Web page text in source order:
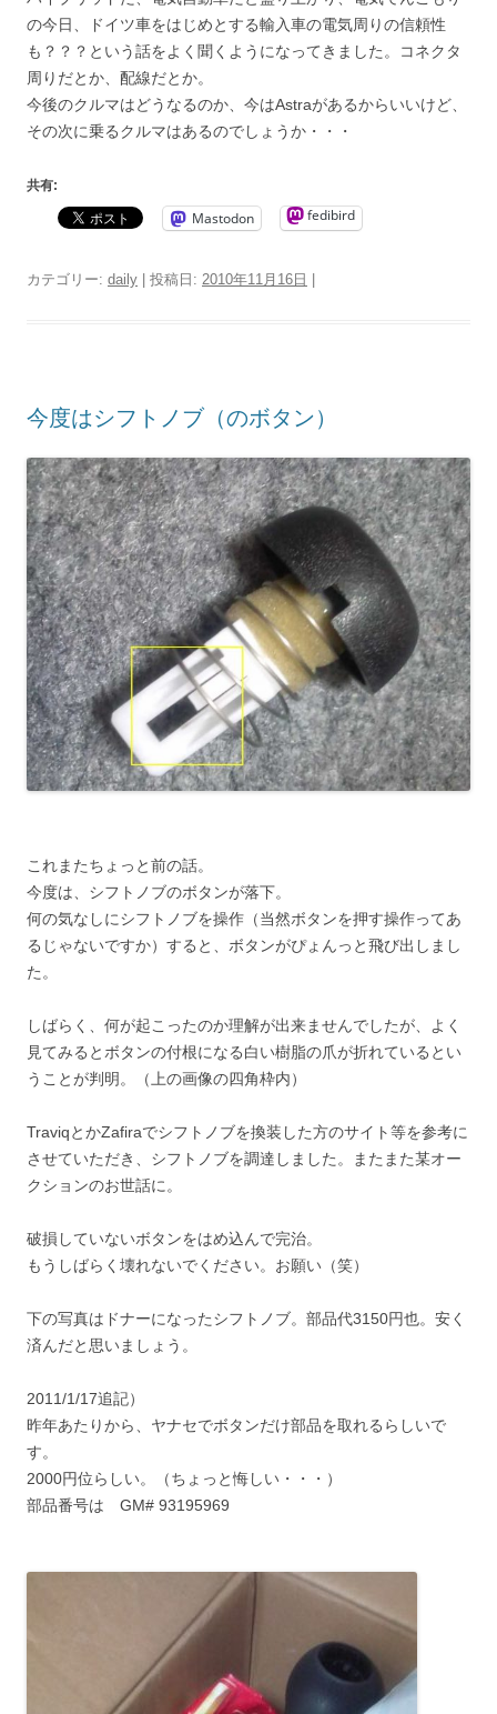
の今日、ドイツ車をはじめとする輸入車の電気周りの信頼性
も？？？という話をよく聞くようになってきました。コネクタ
周りだとか、配線だとか。
今後のクルマはどうなるのか、今はAstraがあるからいいけど、
その次に乗るクルマはあるのでしょうか・・・
共有:
Mastodon fedibird
カテゴリー: daily | 投稿日: 2010年11月16日 |
今度はシフトノブ（のボタン）
これまたちょっと前の話。
今度は、シフトノブのボタンが落下。
何の気なしにシフトノブを操作（当然ボタンを押す操作ってあ
るじゃないですか）すると、ボタンがぴょんっと飛び出しまし
た。
しばらく、何が起こったのか理解が出来ませんでしたが、よく
見てみるとボタンの付根になる白い樹脂の爪が折れているとい
うことが判明。（上の画像の四角枠内）
TraviqとかZafiraでシフトノブを換装した方のサイト等を参考に
させていただき、シフトノブを調達しました。またまた某オー
クションのお世話に。
破損していないボタンをはめ込んで完治。
もうしばらく壊れないでください。お願い（笑）
下の写真はドナーになったシフトノブ。部品代3150円也。安く
済んだと思いましょう。
2011/1/17追記）
昨年あたりから、ヤナセでボタンだけ部品を取れるらしいで
す。
2000円位らしい。（ちょっと悔しい・・・）
部品番号は GM# 93195969